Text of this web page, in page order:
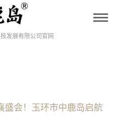
T
a
发展有限公司官网
盛会！玉环市中鹿岛启航